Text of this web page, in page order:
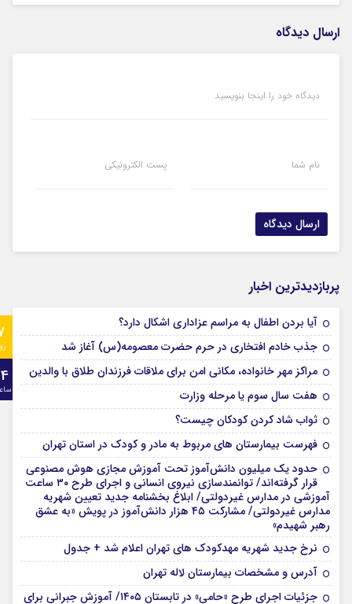
ارسال دیدگاه
دیدگاه خود را اینجا بنویسید
نام شما پست الکترونیکی
پربازدیدترین اخبار
آیا بردن اطفال به مراسم عزادارى اشکال دارد؟
جذب خادم افتخاری در حرم حضرت معصومه(س) آغاز شد
مراکز مهر خانواده، مکانی امن برای ملاقات فرزندان طلاق با والدین
هفت سال سوم یا مرحله وزارت
ثواب شاد کردن کودکان چیست؟
فهرست بیمارستان های مربوط به مادر و کودک در استان تهران
حدود یک میلیون دانش‌آموز تحت آموزش مجازی هوش مصنوعی
قرار گرفته‌اند/ توانمندسازی نیروی انسانی و اجرای طرح ۳۰ ساعت
آموزشی در مدارس غیردولتی/ ابلاغ بخشنامه جدید تعیین شهریه
مدارس غیردولتی/ مشارکت ۴۵ هزار دانش‌آموز در پویش «به عشق
رهبر شهیدم»
نرخ جدید شهریه مهدکودک های تهران اعلام شد + جدول
آدرس و مشخصات بیمارستان لاله تهران
جزئیات اجرای طرح «حامی» در تابستان ۱۴۰۵/ آموزش جبرانی برای